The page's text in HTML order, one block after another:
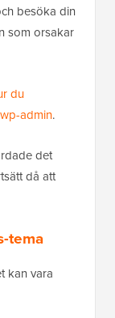
besöka din
som orsakar
du
admin.
det
då att
tema
kan vara